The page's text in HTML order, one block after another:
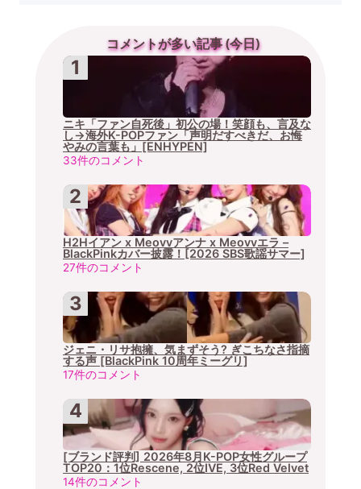
コメントが多い記事 (今日)
ニキ「ファン自死後」初公の場！笑顔も、言及な
し→海外K-POPファン「声明だすべきだ、お悔
やみの言葉も」[ENHYPEN]
33件のコメント
H2Hイアン x Meovvアンナ x Meovvエラ –
BlackPinkカバー披露！[2026 SBS歌謡サマー]
27件のコメント
ジェニ・リサ抱擁、気まずそう? ぎこちなさ指摘
する声 [BlackPink 10周年ミーグリ]
17件のコメント
[ブランド評判] 2026年8月K-POP女性グループ
TOP20：1位Rescene, 2位IVE, 3位Red Velvet
14件のコメント